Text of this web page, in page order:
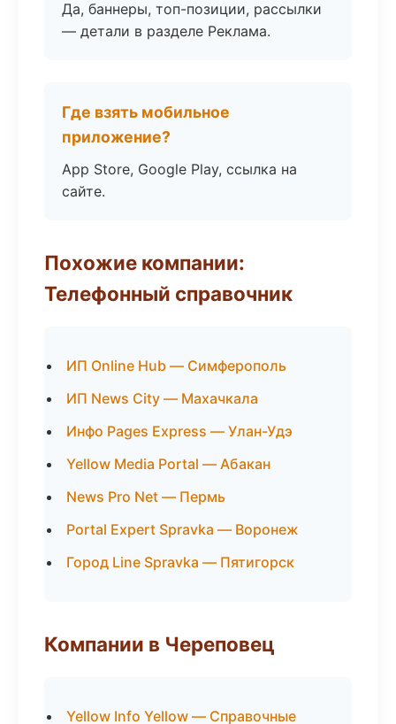
Да, баннеры, топ-позиции, рассылки
— детали в разделе Реклама.
Где взять мобильное
приложение?
App Store, Google Play, ссылка на
сайте.
Похожие компании:
Телефонный справочник
ИП Online Hub — Симферополь
ИП News City — Махачкала
Инфо Pages Express — Улан-Удэ
Yellow Media Portal — Абакан
News Pro Net — Пермь
Portal Expert Spravka — Воронеж
Город Line Spravka — Пятигорск
Компании в Череповец
Yellow Info Yellow — Справочные